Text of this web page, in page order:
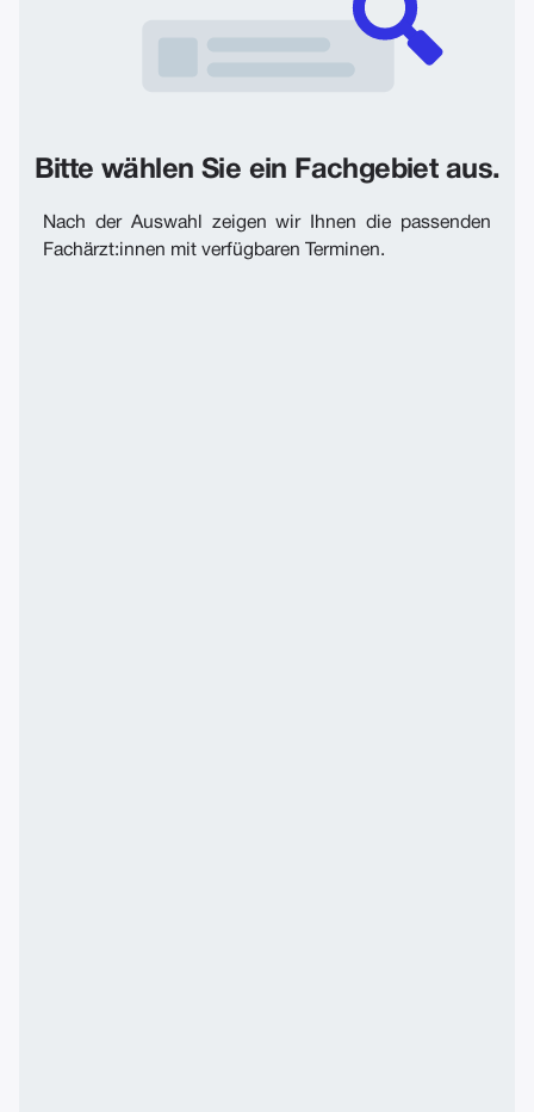
Bitte wählen Sie ein Fachgebiet aus.
Nach der Auswahl zeigen wir Ihnen die passenden
Fachärzt:innen mit verfügbaren Terminen.